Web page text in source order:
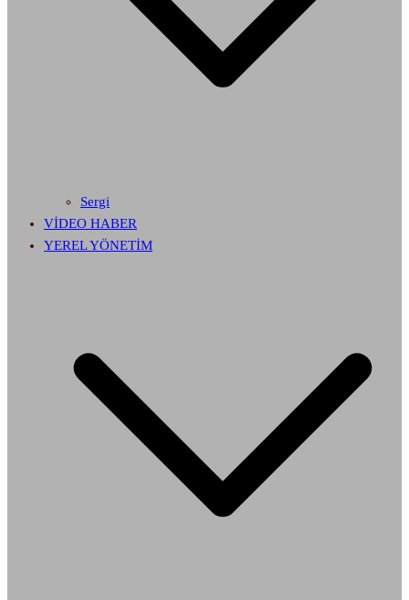
Sergi
VİDEO HABER
YEREL YÖNETİM